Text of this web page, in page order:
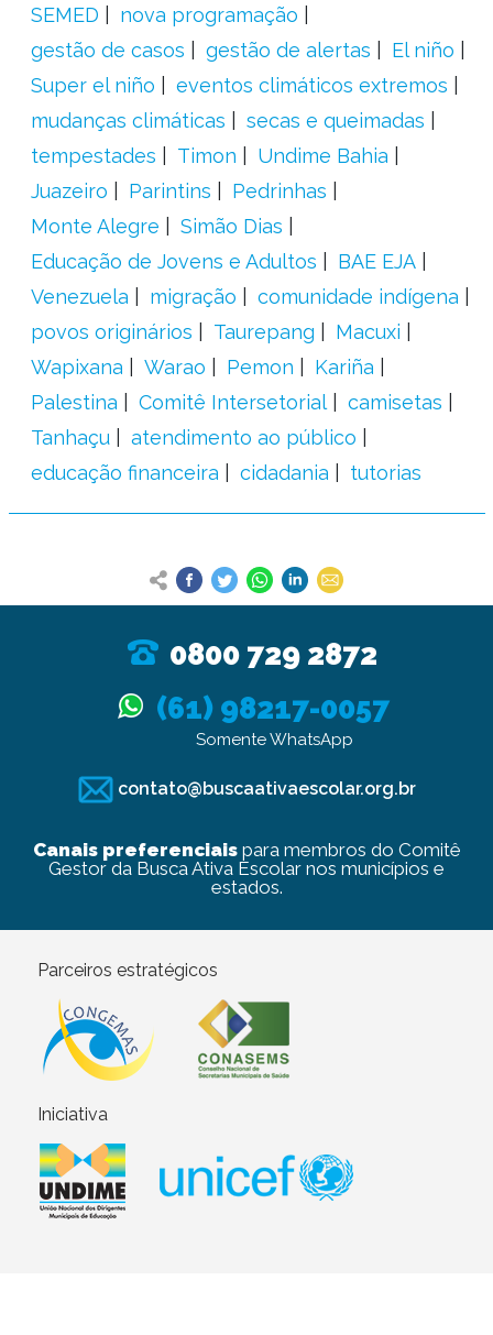
SEMED
nova programação
gestão de casos
gestão de alertas
El niño
Super el niño
eventos climáticos extremos
mudanças climáticas
secas e queimadas
tempestades
Timon
Undime Bahia
Juazeiro
Parintins
Pedrinhas
Monte Alegre
Simão Dias
Educação de Jovens e Adultos
BAE EJA
Venezuela
migração
comunidade indígena
povos originários
Taurepang
Macuxi
Wapixana
Warao Pemon
Kariña
Palestina
Comitê Intersetorial
camisetas
Tanhaçu
atendimento ao público
educação financeira
cidadania tutorias
0800 729 2872
(61) 98217-0057
Somente WhatsApp
contato@buscaativaescolar.org.br
Canais preferenciaispara membros do Comitê
Gestor da Busca Ativa Escolar nos municípios e
estados.
Parceiros estratégicos
Iniciativa